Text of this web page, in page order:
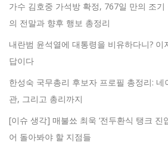
가수 김호중 가석방 확정, 767일 만의 조
의 전말과 향후 행보 총정리
내란범 윤석열에 대통령을 비유하다니?
답이다
한성숙 국무총리 후보자 프로필 총정리: 네
관, 그리고 총리까지
[이슈 생각] 매불쑈 최욱 ‘전두환식 탱크 진
어 돌아봐야 할 지점들